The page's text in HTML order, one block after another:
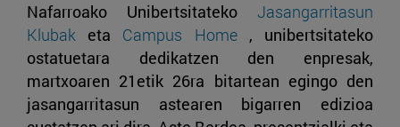
Nafarroako Unibertsitateko Jasangarritasun
Klubak eta Campus Home, unibertsitateko
ostatuetara dedikatzen den enpresak,
martxoaren 21etik 26ra bitartean egingo den
jasangarritasun astearen bigarren edizioa